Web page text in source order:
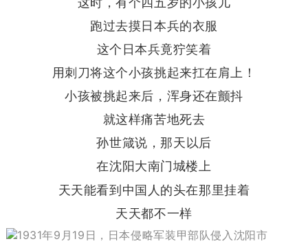
跑过去摸日本兵的衣服
这个日本兵竟狞笑着
用刺刀将这个小孩挑起来扛在肩上！
小孩被挑起来后， 浑身还在颤抖
就这样痛苦地死去
孙世箴说，那天以后
在沈阳大南门城楼上
天天能看到中国人的头在那里挂着
天天都不一样
1931年9月19日，日本侵略军装甲部队侵入沈阳市